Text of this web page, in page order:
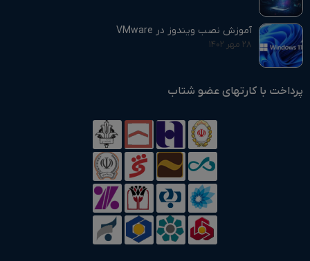
آموزش نصب ویندوز در VMware
۲۸ مهر ۱۴۰۲
پرداخت با کارتهای عضو شتاب